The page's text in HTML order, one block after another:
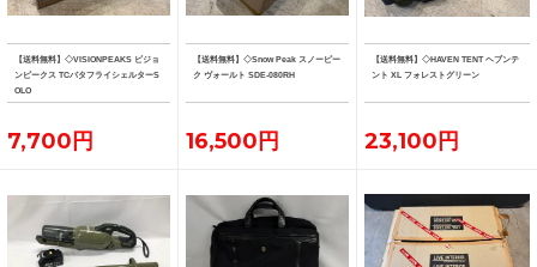
【送料無料】◇VISIONPEAKS ビジョ
ンピークス TCバタフライシェルターS
OLO
7,700円
【送料無料】◇Snow Peak スノーピー
ク ヴォールト SDE-080RH
16,500円
【送料無料】◇HAVEN TENT ヘブンテ
ント XL フォレストグリーン
23,100円